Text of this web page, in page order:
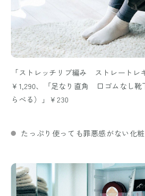
「ストレッチリブ編み ストレートレ
￥1,290、「足なり直角 口ゴムなし
らべる）」￥230
たっぷり使っても罪悪感がない化